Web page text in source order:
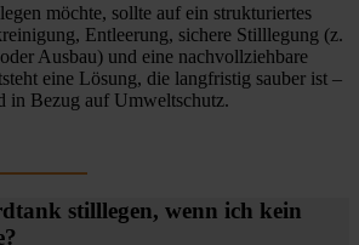
möchte, sollte auf ein strukturiertes
Entleerung, sichere Stilllegung (z.
Ausbau) und eine nachvollziehbare
eine Lösung, die langfristig sauber ist –
in Bezug auf Umweltschutz.
stilllegen, wenn ich kein